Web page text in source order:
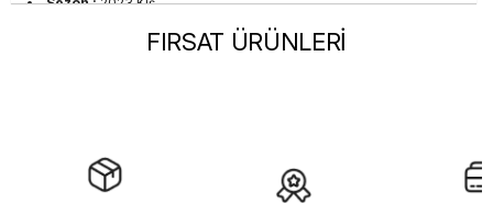
Beden Tablosu Detayı :Ürünün Beden Tablosu Son
FIRSAT ÜRÜNLERİ